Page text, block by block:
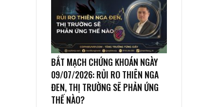
BẮT MẠCH CHỨNG KHOÁN NGÀY
09/07/2026: RỦI RO THIÊN NGA
ĐEN, THỊ TRƯỜNG SẼ PHẢN ỨNG
THẾ NÀO?